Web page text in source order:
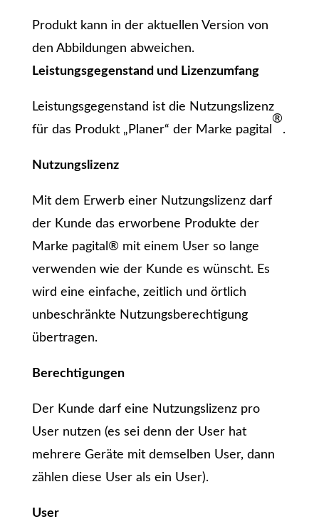
Produkt kann in der aktuellen Version von
den Abbildungen abweichen.
Leistungsgegenstand und Lizenzumfang
Leistungsgegenstand ist die Nutzungslizenz
für das Produkt „Planer“ der Marke pagital
®
.
Nutzungslizenz
Mit dem Erwerb einer Nutzungslizenz darf
der Kunde das erworbene Produkte der
Marke pagital® mit einem User so lange
verwenden wie der Kunde es wünscht. Es
wird eine einfache, zeitlich und örtlich
unbeschränkte Nutzungsberechtigung
übertragen.
Berechtigungen
Der Kunde darf eine Nutzungslizenz pro
User nutzen (es sei denn der User hat
mehrere Geräte mit demselben User, dann
zählen diese User als ein User).
User